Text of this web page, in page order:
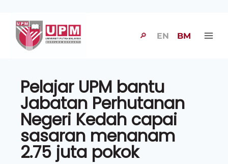
🔎 EN BM
Pelajar UPM bantu
Jabatan Perhutanan
Negeri Kedah capai
sasaran menanam
2.75 juta pokok